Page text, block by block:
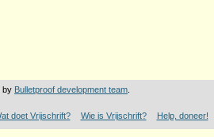
by Bulletproof development team
doet Vrijschrift? Wie is Vrijschrift? Help, doneer!